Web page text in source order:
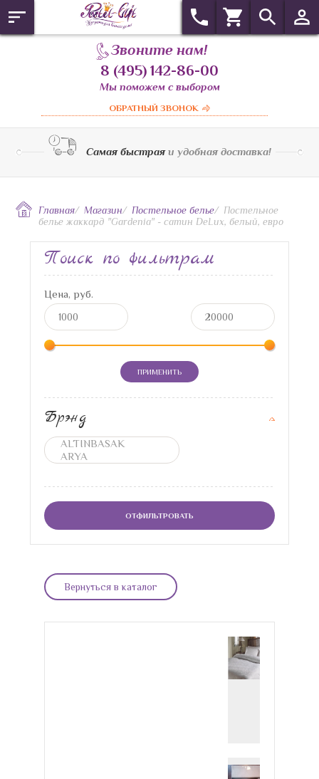
Звоните нам!
8 (495) 142-86-00
Мы поможем с выбором
ОБРАТНЫЙ ЗВОНОК
Самая быстраяи удобная доставка!
Главная/ Магазин/ Постельное белье/ Постельное
белье жаккард "Gardenia" - сатин DeLux, белый, евро
Поиск по фильтрам
Цена, руб.
ПРИМЕНИТЬ
Брэнд
ОТФИЛЬТРОВАТЬ
Вернуться в каталог